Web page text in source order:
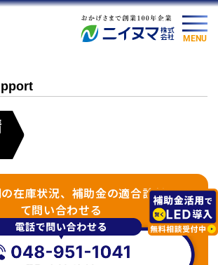
MENU
在庫状況、補助金の適合診断につい
て問い合わせる